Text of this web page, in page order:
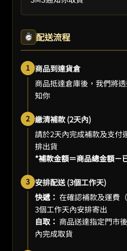
配送流程
1 商品到達貨倉
商品抵達倉庫後，我們將
知你
2 繳清補款 (2天內)
請於2天內完成補款及支付
排出貨
*補款金額＝商品總金額－
3 安排配送 (3個工作天)
快遞： 在確認補款及運費
3個工作天內安排寄出
自取： 商品送達指定門市
內完成取貨